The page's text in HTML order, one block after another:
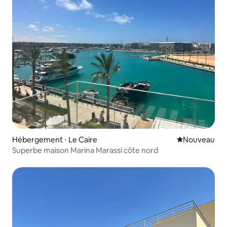
Hébergement ⋅ Le Caire Nouvel
Nouveau
Superbe maison Marina Marassi côte nord